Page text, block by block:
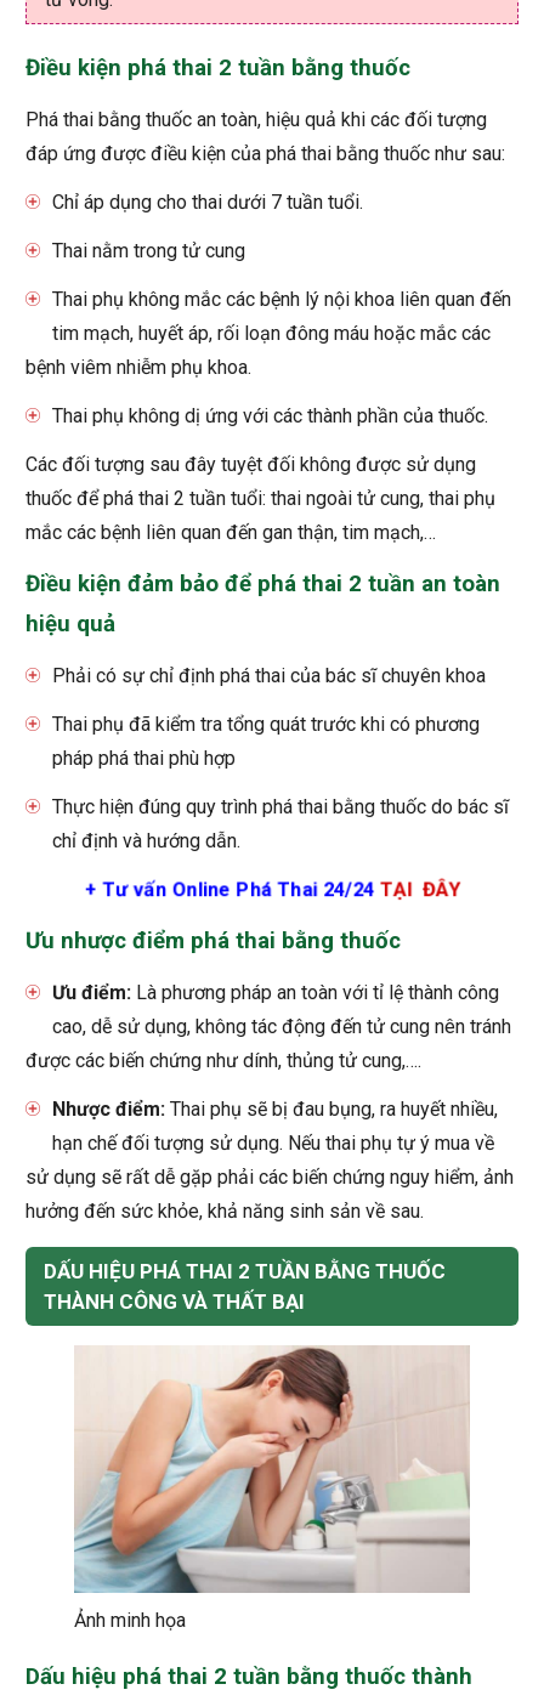
Điều kiện phá thai 2 tuần bằng thuốc
Phá thai bằng thuốc an toàn, hiệu quả khi các đối tượng
đáp ứng được điều kiện của phá thai bằng thuốc như sau:
Chỉ áp dụng cho thai dưới 7 tuần tuổi.
Thai nằm trong tử cung
Thai phụ không mắc các bệnh lý nội khoa liên quan đến
tim mạch, huyết áp, rối loạn đông máu hoặc mắc các
bệnh viêm nhiễm phụ khoa.
Thai phụ không dị ứng với các thành phần của thuốc.
Các đối tượng sau đây tuyệt đối không được sử dụng
thuốc để phá thai 2 tuần tuổi: thai ngoài tử cung, thai phụ
mắc các bệnh liên quan đến gan thận, tim mạch,…
Điều kiện đảm bảo để phá thai 2 tuần an toàn
hiệu quả
Phải có sự chỉ định phá thai của bác sĩ chuyên khoa
Thai phụ đã kiểm tra tổng quát trước khi có phương
pháp phá thai phù hợp
Thực hiện đúng quy trình phá thai bằng thuốc do bác sĩ
chỉ định và hướng dẫn.
+ Tư vấn Online Phá Thai 24/24 TẠI ĐÂY
Ưu nhược điểm phá thai bằng thuốc
Ưu điểm: Là phương pháp an toàn với tỉ lệ thành công
cao, dễ sử dụng, không tác động đến tử cung nên tránh
được các biến chứng như dính, thủng tử cung,….
Nhược điểm: Thai phụ sẽ bị đau bụng, ra huyết nhiều,
hạn chế đối tượng sử dụng. Nếu thai phụ tự ý mua về
sử dụng sẽ rất dễ gặp phải các biến chứng nguy hiểm, ảnh
hưởng đến sức khỏe, khả năng sinh sản về sau.
DẤU HIỆU PHÁ THAI 2 TUẦN BẰNG THUỐC
THÀNH CÔNG VÀ THẤT BẠI
Ảnh minh họa
Dấu hiệu phá thai 2 tuần bằng thuốc thành